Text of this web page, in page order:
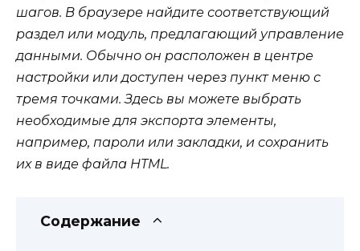
шагов. В браузере найдите соответствующий
раздел или модуль, предлагающий управление
данными. Обычно он расположен в центре
настройки или доступен через пункт меню с
тремя точками. Здесь вы можете выбрать
необходимые для экспорта элементы,
например, пароли или закладки, и сохранить
их в виде файла HTML.
Содержание